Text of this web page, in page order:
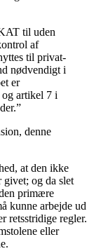
til uden
af
til privat-
nødvendigt i
er
artikel 7 i
denne
at den ikke
og da slet
primære
kunne arbejde ud
retsstridige regler.
eller